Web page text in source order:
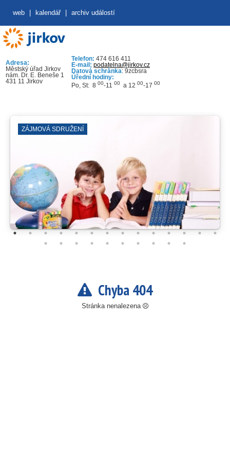
web kalendář archiv událostí
Adresa:
Městský úřad Jirkov
nám. Dr. E. Beneše 1
431 11 Jirkov
Telefon: 474 616 411
E-mail: podatelna@jirkov.cz
Datová schránka: 9zcbsra
Úřední hodiny:
Po, St: 8 00-11 00 a 12 00-17 00
ZÁJMOVÁ SDRUŽENÍ
Chyba 404
Stránka nenalezena